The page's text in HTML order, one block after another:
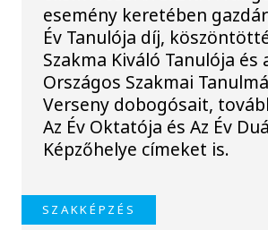
esemény keretében
Év Tanulója díj,
Szakma Kiváló Tanulója és
Országos Szakmai
Verseny dobogósait,
Az Év Oktatója és Az Év
Képzőhelye címeket is.
SZAKKÉPZÉS